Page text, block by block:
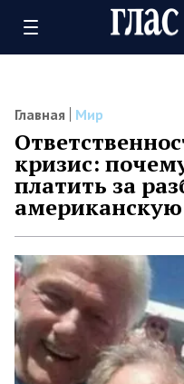
Главная Мир
кризис:
платить за
американскую